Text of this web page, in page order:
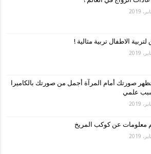
تظهر صورتك أمام المرآة أجمل من صورتك بالكاميرا
علمي